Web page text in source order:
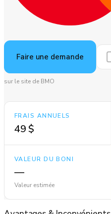
Faire une demande
sur le site de BMO
FRAIS ANNUELS
49 $
VALEUR DU BONI
—
Valeur estimée